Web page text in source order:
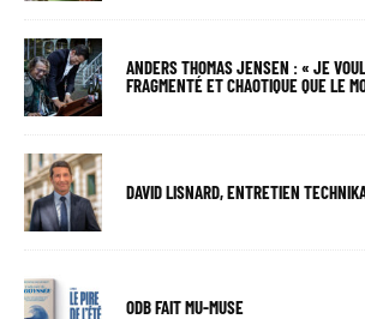
ANDERS THOMAS JENSEN : « JE
FRAGMENTÉ ET CHAOTIQUE QUE LE
DAVID LISNARD, ENTRETIEN
ODB FAIT MU-MUSE